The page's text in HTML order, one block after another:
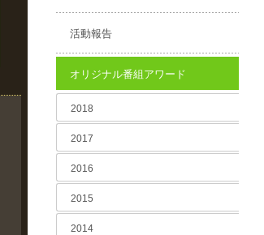
活動報告
オリジナル番組アワード
2018
2017
2016
2015
2014